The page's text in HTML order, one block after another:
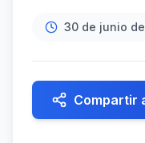
30 de junio
Compartir